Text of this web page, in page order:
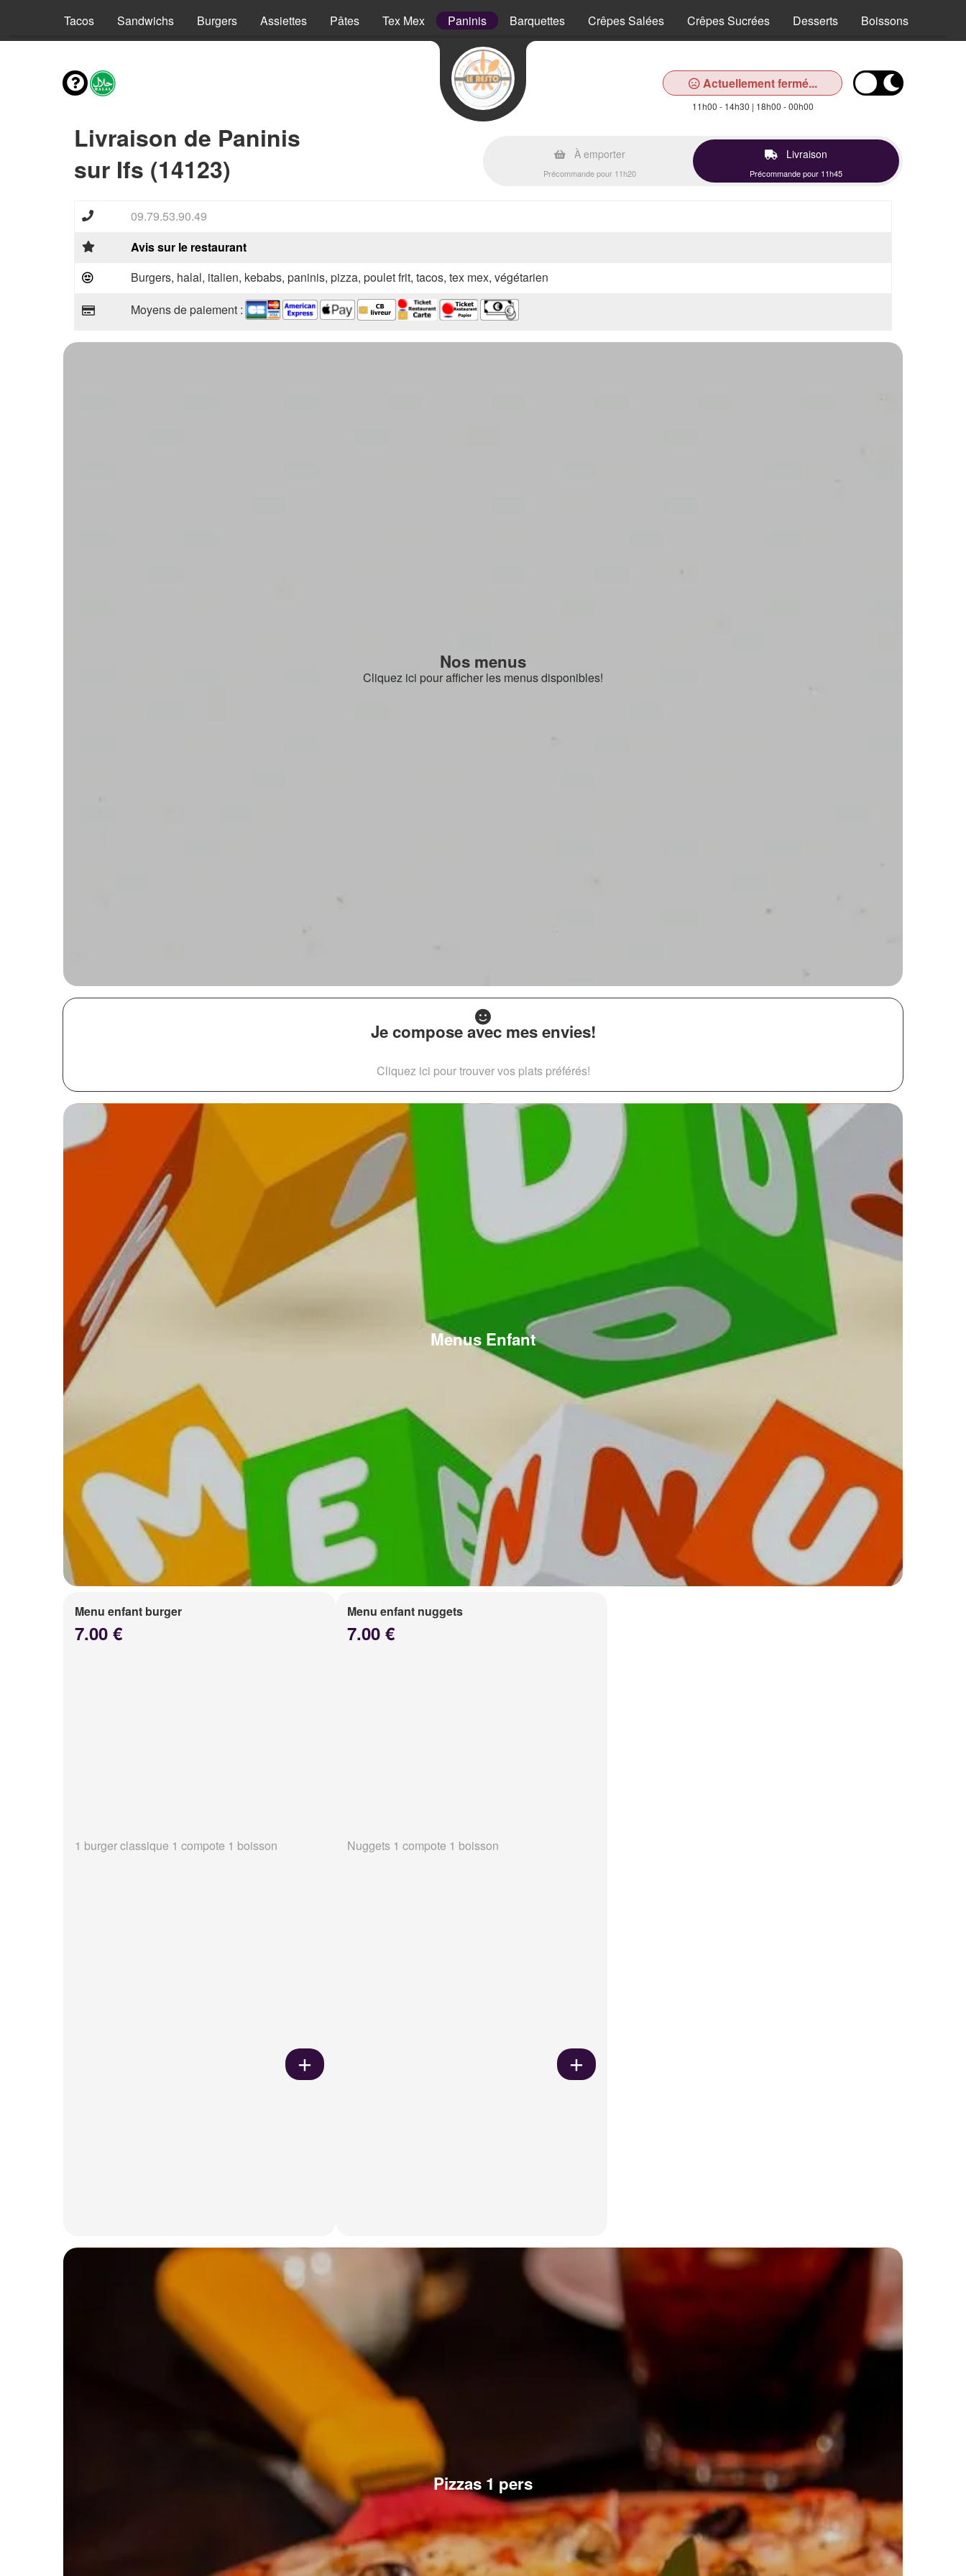
Tacos Sandwichs Burgers Assiettes Pâtes Tex Mex Paninis Barquettes Crêpes Salées Crêpes Sucrées Desserts Boissons
Actuellement fermé...
11h00 - 14h30 | 18h00 - 00h00
Livraison de Paninis
sur Ifs (14123)
À emporter
Précommande pour 11h20
Livraison
Précommande pour 11h45
09.79.53.90.49
Avis sur le restaurant
Burgers, halal, italien, kebabs, paninis, pizza, poulet frit, tacos, tex mex, végétarien
Moyens de paiement :
Nos menus
Cliquez ici pour afficher les menus disponibles!
Je compose avec mes envies!
Cliquez ici pour trouver vos plats préférés!
Menus Enfant
Menu enfant burger
7.00 €
1 burger classique 1 compote 1 boisson
Menu enfant nuggets
7.00 €
Nuggets 1 compote 1 boisson
Pizzas 1 pers